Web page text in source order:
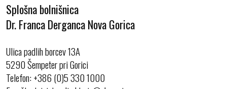
Splošna bolnišnica
Dr. Franca Derganca Nova Gorica
Ulica padlih borcev 13A
5290 Šempeter pri Gorici
Telefon:+386 (0)5 330 1000